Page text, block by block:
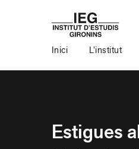
Inici L’institut
Estigues